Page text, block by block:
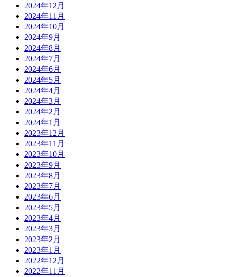
2024年12月
2024年11月
2024年10月
2024年9月
2024年8月
2024年7月
2024年6月
2024年5月
2024年4月
2024年3月
2024年2月
2024年1月
2023年12月
2023年11月
2023年10月
2023年9月
2023年8月
2023年7月
2023年6月
2023年5月
2023年4月
2023年3月
2023年2月
2023年1月
2022年12月
2022年11月